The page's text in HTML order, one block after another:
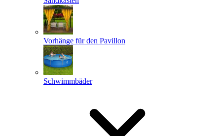
Vorhänge für den Pavillon
Schwimmbäder